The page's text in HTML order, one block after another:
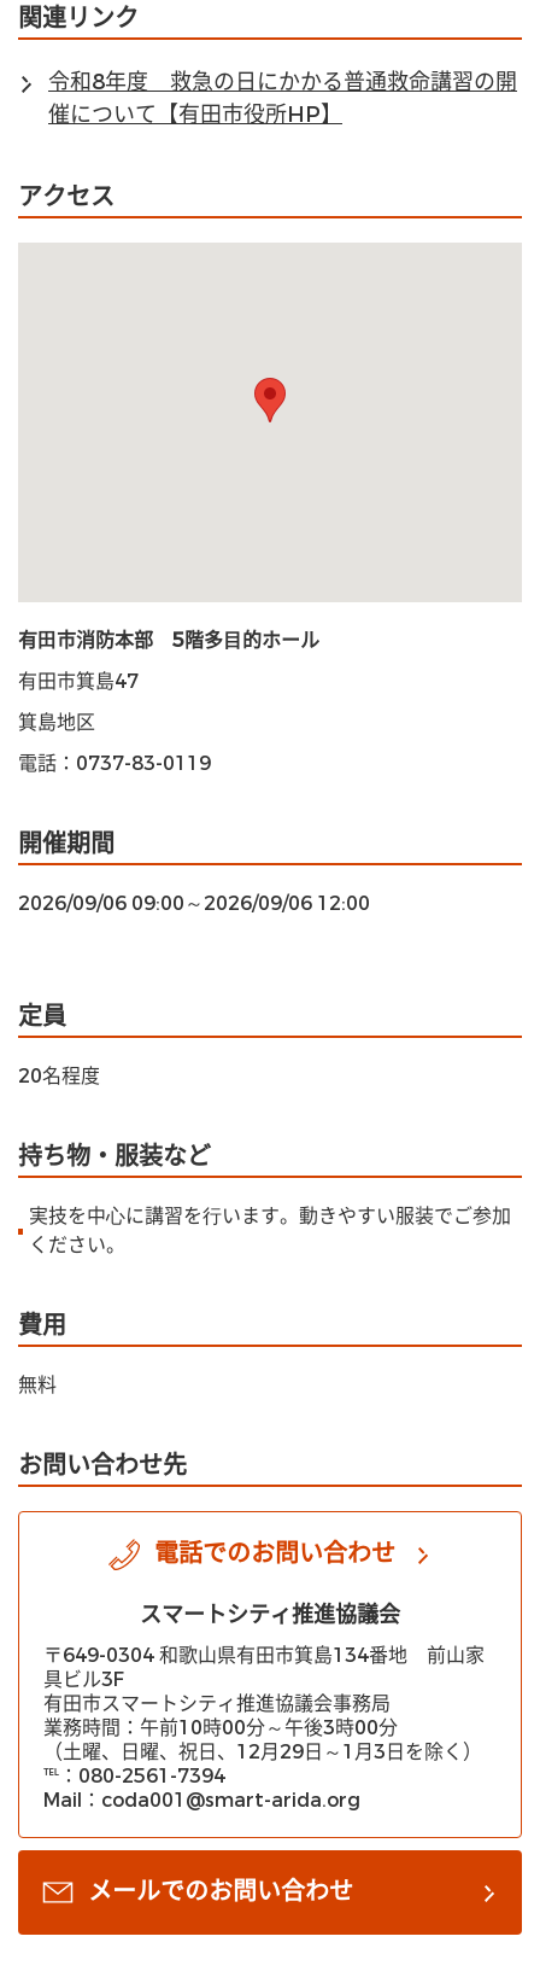
関連リンク
令和8年度 救急の日にかかる普通救命講習の開
催について【有田市役所HP】
アクセス
有⽥市消防本部 5階多⽬的ホール
有田市箕島47
箕島地区
電話：0737-83-0119
開催期間
2026/09/06 09:00～2026/09/06 12:00
定員
20名程度
持ち物・服装など
実技を中⼼に講習を⾏います。動きやすい服装でご参加
ください。
費用
無料
お問い合わせ先
電話でのお問い合わせ
スマートシティ推進協議会
〒649-0304 和歌山県有田市箕島134番地 前山家
具ビル3F
有田市スマートシティ推進協議会事務局
業務時間：午前10時00分～午後3時00分
（土曜、日曜、祝日、12月29日～1月3日を除く）
℡：080-2561-7394
Mail：coda001@smart-arida.org
メールでのお問い合わせ